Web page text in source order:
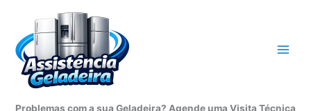
conteúdo
Problemas com a sua Geladeira? Agende uma Visita Técnica